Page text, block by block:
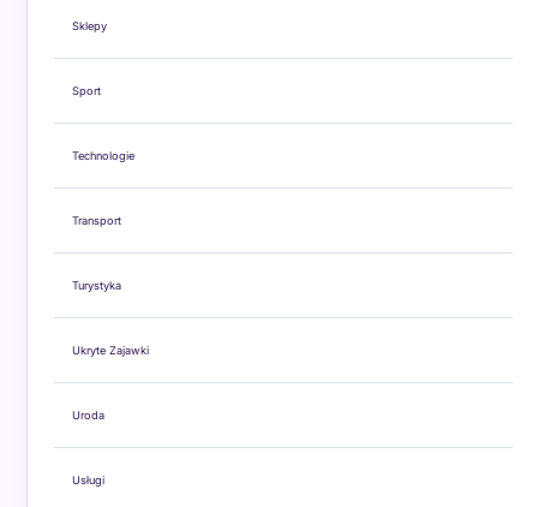
Sklepy
Sport
Technologie
Transport
Turystyka
Ukryte Zajawki
Uroda
Usługi